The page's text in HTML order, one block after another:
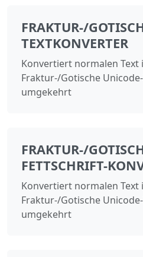
FRAKTUR-/
TEXTKONVERTER
Konvertiert normalen Text
Fraktur-/Gotische
umgekehrt
FRAKTUR-/
FETTSCHRIFT-
Konvertiert normalen Text
Fraktur-/Gotische
umgekehrt